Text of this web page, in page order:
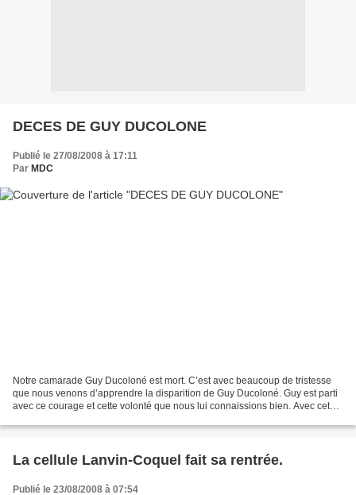
DECES DE GUY DUCOLONE
Publié le 27/08/2008 à 17:11
Par MDC
Notre camarade Guy Ducoloné est mort. C’est avec beaucoup de tristesse
que nous venons d’apprendre la disparition de Guy Ducoloné. Guy est parti
avec ce courage et cette volonté que nous lui connaissions bien. Avec cet
La cellule Lanvin-Coquel fait sa rentrée.
Publié le 23/08/2008 à 07:54